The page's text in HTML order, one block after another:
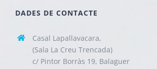
DADES DE CONTACTE
Casal Lapallavacara,
(Sala La Creu Trencada)
c/ Pintor Borràs 19, Balaguer